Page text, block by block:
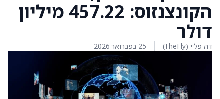
הקונצנזוס: 457.22 מיליון
דולר
דה פליי (TheFly) 25 בפברואר 2026